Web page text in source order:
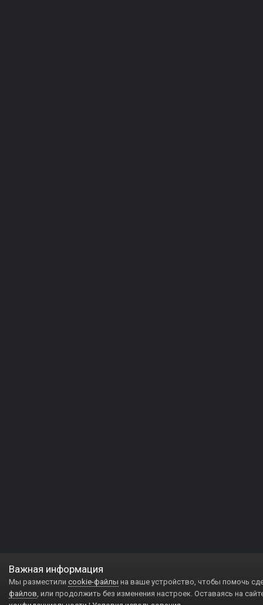
Важная информация
Мы разместили cookie-файлы на ваше устройство, чтобы помочь
файлов, или продолжить без изменения настроек. Оставаясь на